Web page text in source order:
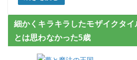
細かくキラキラしたモザイクタ
とは思わなかった5歳